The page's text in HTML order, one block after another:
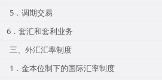
5．调期交易
6．套汇和套利业务
三、外汇汇率制度
1．金本位制下的国际汇率制度